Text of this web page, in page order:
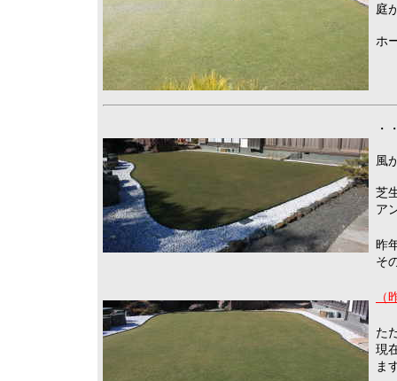
庭
ホ
・
風
芝
ア
昨
そ
（
た
現
ま